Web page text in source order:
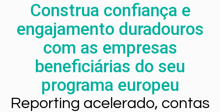
Construa confiança e
engajamento duradouros
com as empresas
beneficiárias do seu
programa europeu
Reporting acelerado, contas